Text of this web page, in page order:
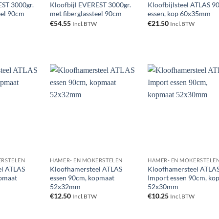
3000gr.
90cm
Kloofbijl EVEREST 3000gr.
met fiberglassteel 90cm
€54.55 Incl.BTW
Kloofbijlsteel ATLAS
essen, kop 60x35mm
€21.50 Incl.BTW
ATLAS
HAMER- EN MOKERSTELEN
Kloofhamersteel ATLAS
essen 90cm, kopmaat
52x32mm
€12.50 Incl.BTW
HAMER- EN
Kloofhamersteel
Import essen 90cm,
52x30mm
€10.25 Incl.BTW